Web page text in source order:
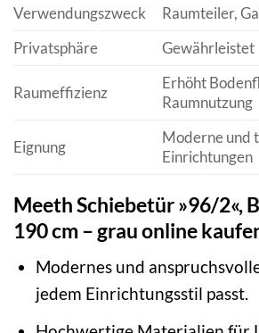
Verwendungszweck
Raumteiler,
Privatsphäre
Gewährleistet
Raumeffizienz
Erhöht
Raumnutzung
Eignung
Moderne und
Einrichtungen
Meeth Schiebetür »96/2«,
190 cm – grau online
Modernes und
jedem Einrichtungsstil passt.